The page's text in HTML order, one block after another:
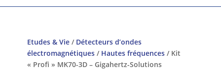
Etudes & Vie/ Détecteurs d’ondes
électromagnétiques/ Hautes fréquences/ Kit
« Profi » MK70-3D – Gigahertz-Solutions